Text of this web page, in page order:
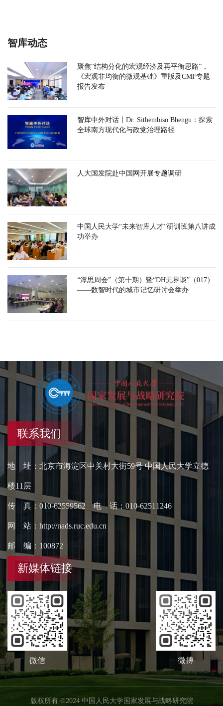
智库动态
聚焦“结构分化的宏观经济及再平衡思路”，
《宏观非均衡的微观基础》重版及CMF专题
报告发布
智库中外对话丨Dr. Sithembiso Bhengu：探索
全球南方现代化与政党治理路径
人大国发院赴中国网开展专题调研
中国人民大学“未来智库人才”研训班第八讲成
功举办
“潭思周会”（第十期）暨“DH无界谈”（017）
——数智时代的城市记忆研讨会举办
联系我们
地 址：北京市海淀区中关村大街59号 中国人民大学立德
楼11层
传 真：010-62559562 电 话：010-62511246
网 站：http://nads.ruc.edu.cn
邮 编：100872
新媒体链接
微信 微博
版权所有 ©2024 中国人民大学国家发展与战略研究院